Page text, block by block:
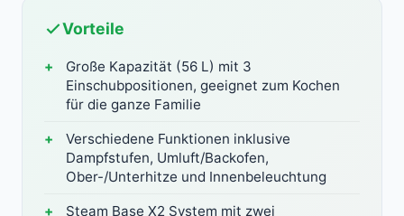
Vorteile
Große Kapazität (56 L) mit 3
Einschubpositionen, geeignet zum Kochen
für die ganze Familie
Verschiedene Funktionen inklusive
Dampfstufen, Umluft/Backofen,
Ober-/Unterhitze und Innenbeleuchtung
Steam Base X2 System mit zwei